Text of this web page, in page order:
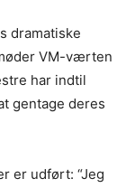
dramatiske
VM-værten
har indtil
gentage deres
er udført: “Jeg